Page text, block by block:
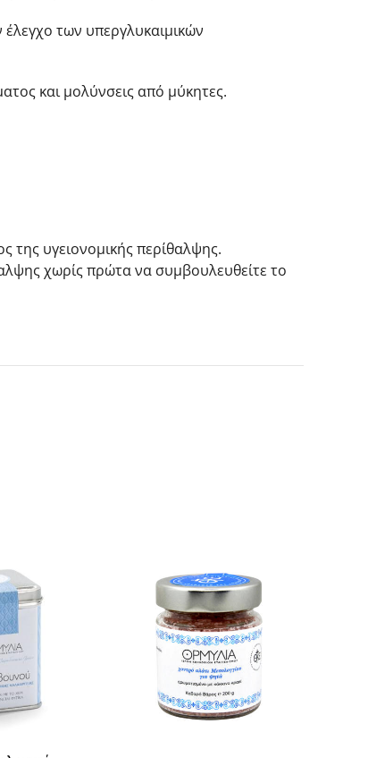
των υπεργλυκαιμικών
και μολύνσεις από μύκητες.
της υγειονομικής περίθαλψης.
χωρίς πρώτα να συμβουλευθείτε το